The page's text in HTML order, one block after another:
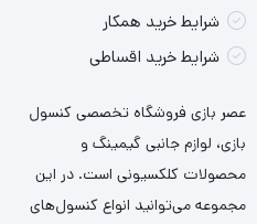
شرایط خرید همکار
شرایط خرید اقساطی
عصر بازی فروشگاه تخصصی کنسول
بازی، لوازم جانبی گیمینگ و
محصولات کلکسیونی است. در این
مجموعه می‌توانید انواع کنسول‌های